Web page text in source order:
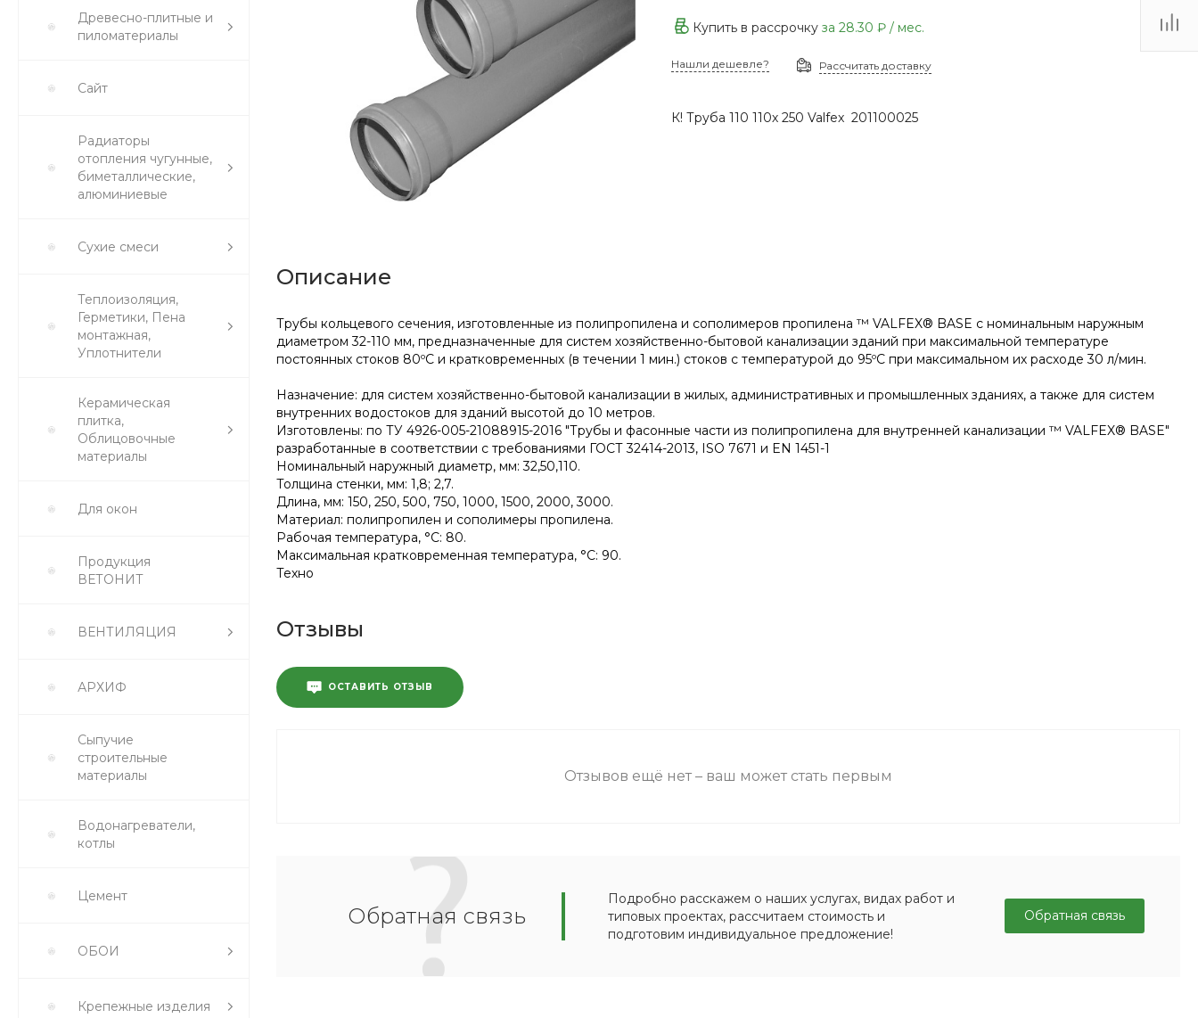
Древесно-плитные и
пиломатериалы
Сайт
Радиаторы
отопления чугунные,
биметаллические,
алюминиевые
Сухие смеси
Теплоизоляция,
Герметики, Пена
монтажная,
Уплотнители
Керамическая
плитка,
Облицовочные
материалы
Для окон
Продукция
ВЕТОНИТ
ВЕНТИЛЯЦИЯ
АРХИФ
Сыпучие
строительные
материалы
Водонагреватели,
котлы
Цемент
ОБОИ
Крепежные изделия
Купить в рассрочку за 28.30 ₽/ мес.
Нашли дешевле? Рассчитать доставку
К! Труба 110 110х 250 Valfex 201100025
Описание
Трубы кольцевого сечения, изготовленные из полипропилена и сополимеров пропилена ™ VALFEX® BASE с номинальным наружным
диаметром 32-110 мм, предназначенные для систем хозяйственно-бытовой канализации зданий при максимальной температуре
постоянных стоков 80ºС и кратковременных (в течении 1 мин.) стоков с температурой до 95ºС при максимальном их расходе 30 л/мин.
Назначение: для систем хозяйственно-бытовой канализации в жилых, административных и промышленных зданиях, а также для систем
внутренних водостоков для зданий высотой до 10 метров.
Изготовлены: по ТУ 4926-005-21088915-2016 "Трубы и фасонные части из полипропилена для внутренней канализации ™ VALFEX® BASE"
разработанные в соответствии с требованиями ГОСТ 32414-2013, ISO 7671 и EN 1451-1
Номинальный наружный диаметр, мм: 32,50,110.
Толщина стенки, мм: 1,8; 2,7.
Длина, мм: 150, 250, 500, 750, 1000, 1500, 2000, 3000.
Материал: полипропилен и сополимеры пропилена.
Рабочая температура, °С: 80.
Максимальная кратковременная температура, °С: 90.
Техно
Отзывы
ОСТАВИТЬ ОТЗЫВ
Отзывов ещё нет – ваш может стать первым
Обратная связь
Подробно расскажем о наших услугах, видах работ и
типовых проектах, рассчитаем стоимость и
подготовим индивидуальное предложение!
Обратная связь